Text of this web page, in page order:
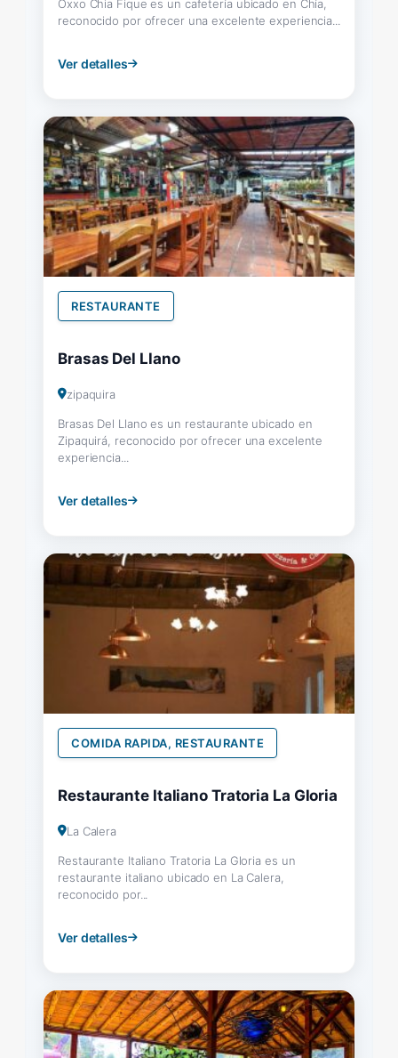
Oxxo Chia Fique es un cafetería ubicado en Chía,
reconocido por ofrecer una excelente experiencia...
Ver detalles
RESTAURANTE
Brasas Del Llano
zipaquira
Brasas Del Llano es un restaurante ubicado en
Zipaquirá, reconocido por ofrecer una excelente
experiencia...
Ver detalles
COMIDA RAPIDA, RESTAURANTE
Restaurante Italiano Tratoria La Gloria
La Calera
Restaurante Italiano Tratoria La Gloria es un
restaurante italiano ubicado en La Calera,
reconocido por...
Ver detalles